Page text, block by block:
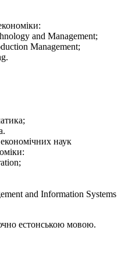
and Management;
Management;
наук
and Information Systems
естонською мовою.